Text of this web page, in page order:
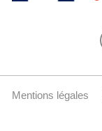
Mentions légales